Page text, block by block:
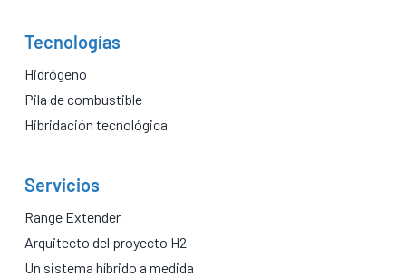
Tecnologías
Hidrógeno
Pila de combustible
Hibridación tecnológica
Servicios
Range Extender
Arquitecto del proyecto H2
Un sistema híbrido a medida